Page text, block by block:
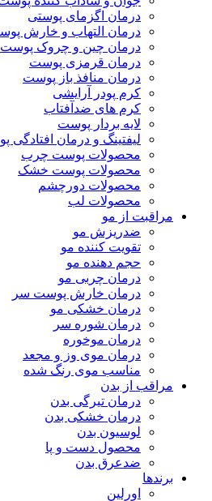
درمان اگزمای پوستی
درمان التهاب و خارش
درمان چین و چروک پوست
درمان قرمزی پوست
درمان منافذ باز پوست
کرم پودر آرایشی
کرم های ضدآفتاب
لایه بردار پوست
لیفتینگ و درمان افتادگی
محصولات پوست چرب
محصولات پوست خشک
محصولات دورچشم
محصولات لب
مراقبت از مو
ضدریزش مو
تقویت کننده مو
حجم دهنده مو
درمان چربی مو
درمان خارش پوست سر
درمان خشکی مو
درمان شوره سر
درمان موخوره
درمان موی وز و مجعد
مناسب موی رنگ شده
مراقب از بدن
درمان تیرگی بدن
درمان خشکی بدن
لوسیون بدن
محصول دست و پا
ضدعرق بدن
برندها
اورلین